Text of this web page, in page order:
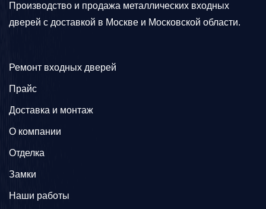
Производство и продажа металлических входных
дверей с доставкой в Москве и Московской области.
Ремонт входных дверей
Прайс
Доставка и монтаж
О компании
Отделка
Замки
Наши работы